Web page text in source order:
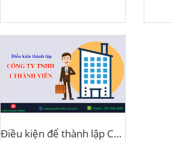
Điều kiện để thành lập Công ty TNHH 1 thành viên